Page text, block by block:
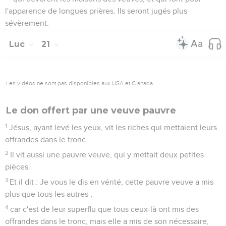
l'apparence de longues prières. Ils seront jugés plus
sévèrement.
Luc 21
Les vidéos ne sont pas disponibles aux USA et C anada.
Le don offert par une veuve pauvre
1 Jésus, ayant levé les yeux, vit les riches qui mettaient leurs
offrandes dans le tronc.
2 Il vit aussi une pauvre veuve, qui y mettait deux petites
pièces.
3 Et il dit : Je vous le dis en vérité, cette pauvre veuve a mis
plus que tous les autres ;
4 car c'est de leur superflu que tous ceux-là ont mis des
offrandes dans le tronc, mais elle a mis de son nécessaire,